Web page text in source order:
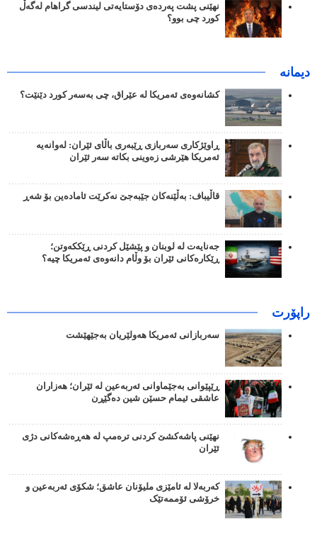
نهێنی پشت پەردەی دۆستایەتی لیندسی گراهام لەگەڵ
کورد چی بوو؟
دیمانە
کشانەوەی ئەمریکا لە عێراق، چی بەسەر کورد دێنێت؟
ڕاوێژکاری سەربازی ڕێبەری باڵای ئێران: لەوانەیە
ئەمریکا هێرشی زەوینی بکاتە سەر ئێران
قاڵیباف: بەڵێنەکان جێبەجێ نەکرێت ئامادەین بۆ شەڕ
جەنایەت لە لوبنان و پێشێل کردنی ڕێککەوتن؛
ڕێکارەکانی ئێران بۆ وڵام دانەوەی ئەمریکا چیە؟
راپۆرت
سەربازانی ئەمریکا هەولێریان بەجێهێشت
ڕێپێوانی بەجێماوانی ئەربەعین لە ئێران؛ هەزاران
عاشقی ئیمام حسێن شین دەگێڕن
نهێنی پاشەکشێ کردنی ترەمپ لە هەڕەشەکانی دژی
ئێران
کەربەلا لە ئامێزی ملیۆنان عاشق؛ شکۆی ئەربەعین و
خرۆشی ئۆممەتێک